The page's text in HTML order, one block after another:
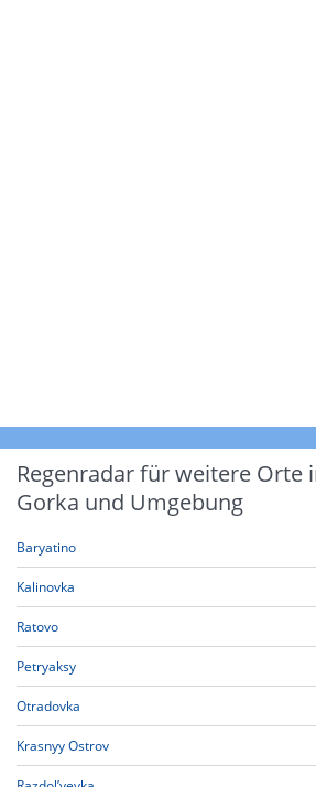
Regenradar für weitere Orte
Gorka und Umgebung
Baryatino
Kalinovka
Ratovo
Petryaksy
Otradovka
Krasnyy Ostrov